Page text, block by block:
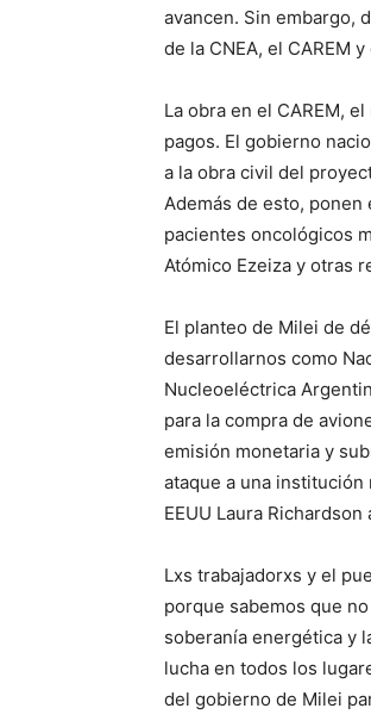
avancen. Sin embargo,
de la CNEA, el CAREM
La obra en el CAREM,
pagos. El gobierno
a la obra civil del
Además de esto,
pacientes oncológicos
Atómico Ezeiza y otras
El planteo de Milei de
desarrollarnos como
Nucleoeléctrica
para la compra de
emisión monetaria y
ataque a una institución
EEUU Laura
Lxs trabajadorxs y el
porque sabemos que
soberanía energética y
lucha en todos los
del gobierno de Milei